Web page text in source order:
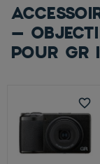
–
POUR GR
favorite_border